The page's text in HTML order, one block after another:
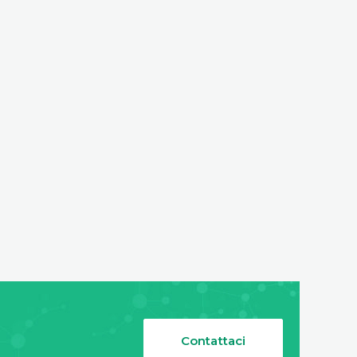
Contattaci